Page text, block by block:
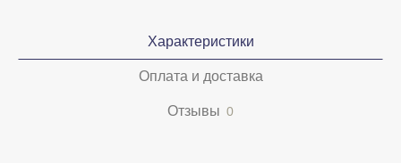
Характеристики
Оплата и доставка
Отзывы 0